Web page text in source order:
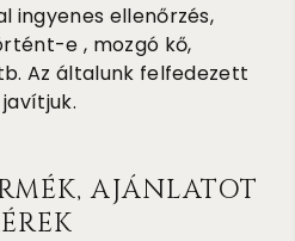
ingyenes ellenőrzés,
e , mozgó kő,
Az általunk felfedezett
AJÁNLATOT